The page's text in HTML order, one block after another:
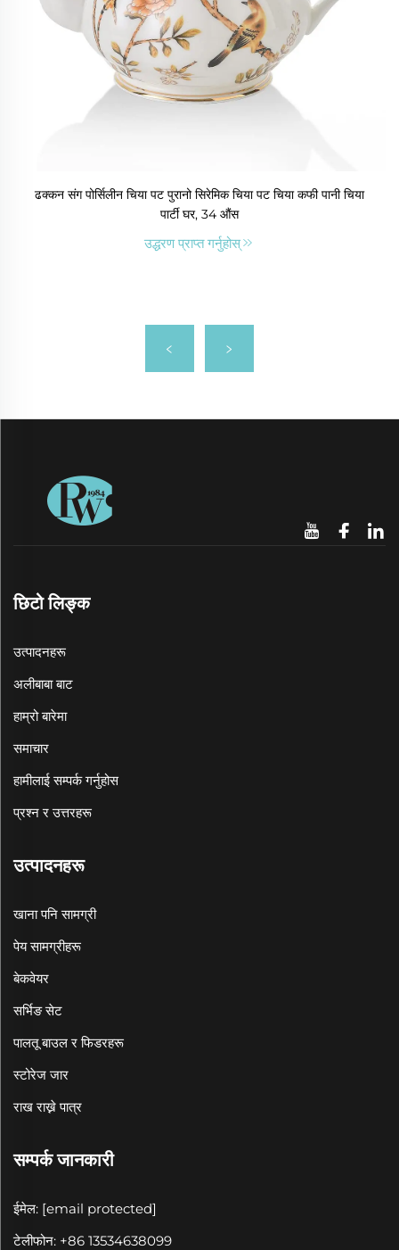
ढक्कन संग पोर्सिलीन चिया पट पुरानो सिरेमिक चिया पट चिया कफी पानी चिया
पार्टी घर, 34 औंस
उद्धरण प्राप्त गर्नुहोस्
छिटो लिङ्क
उत्पादनहरू
अलीबाबा बाट
हाम्रो बारेमा
समाचार
हामीलाई सम्पर्क गर्नुहोस
प्रश्न र उत्तरहरू
उत्पादनहरू
खाना पनि सामग्री
पेय सामग्रीहरू
बेकवेयर
सर्भिङ सेट
पालतू बाउल र फिडरहरू
स्टोरेज जार
राख राख्ने पात्र
सम्पर्क जानकारी
ईमेल: [email protected]
टेलीफोन: +86 13534638099